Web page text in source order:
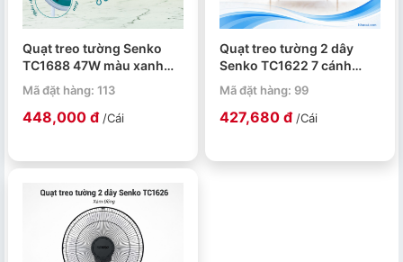
Quạt treo tường Senko
TC1688 47W màu xanh
ngọc
Mã đặt hàng: 113
448,000 đ /Cái
Quạt treo tường 2 dây
Senko TC1622 7 cánh
39cm
Mã đặt hàng: 99
427,680 đ /Cái